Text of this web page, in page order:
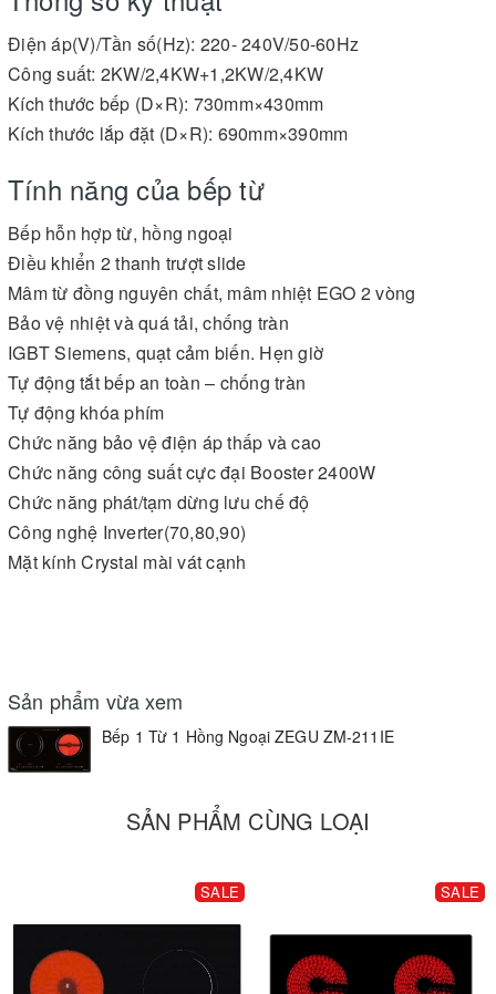
Điện áp(V)/Tần số(Hz): 220- 240V/50-60Hz
Công suất: 2KW/2,4KW+1,2KW/2,4KW
Kích thước bếp (D×R): 730mm×430mm
Kích thước lắp đặt (D×R): 690mm×390mm
Tính năng của bếp từ
Bếp hỗn hợp từ, hồng ngoại
Điều khiển 2 thanh trượt slide
Mâm từ đồng nguyên chất, mâm nhiệt EGO 2 vòng
Bảo vệ nhiệt và quá tải, chống tràn
IGBT Siemens, quạt cảm biến. Hẹn giờ
Tự động tắt bếp an toàn – chống tràn
Tự động khóa phím
Chức năng bảo vệ điện áp thấp và cao
Chức năng công suất cực đại Booster 2400W
Chức năng phát/tạm dừng lưu chế độ
Công nghệ Inverter(70,80,90)
Mặt kính Crystal mài vát cạnh
Sản phẩm vừa xem
Bếp 1 Từ 1 Hồng Ngoại ZEGU ZM-211IE
SẢN PHẨM CÙNG LOẠI
SALE SALE